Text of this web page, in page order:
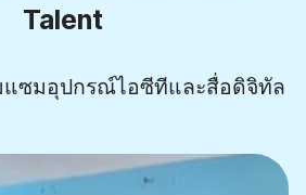
Talent
แซมอุปกรณ์ไอซีทีและสื่อดิจิทัล